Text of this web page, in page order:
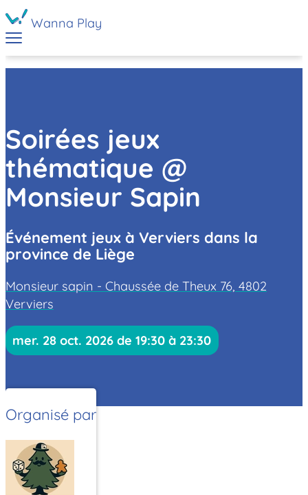
Wanna Play
Soirées jeux
thématique @
Monsieur Sapin
Événement jeux à Verviers dans la
province de Liège
Monsieur sapin - Chaussée de Theux 76, 4802
Verviers
mer. 28 oct. 2026 de 19:30 à 23:30
Organisé par